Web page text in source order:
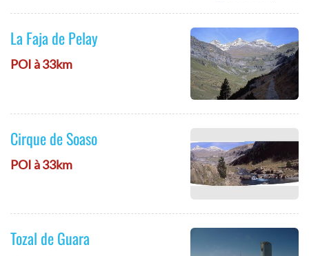
La Faja de Pelay
POI à 33km
Cirque de Soaso
POI à 33km
Tozal de Guara